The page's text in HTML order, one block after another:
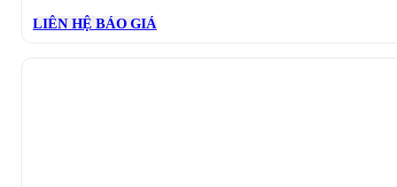
LIÊN HỆ BÁO GIÁ